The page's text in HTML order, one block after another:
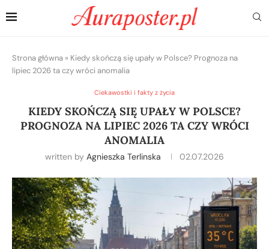
Strona główna » Kiedy skończą się upały w Polsce? Prognoza na
lipiec 2026 ta czy wróci anomalia
Ciekawostki i fakty z życia
KIEDY SKOŃCZĄ SIĘ UPAŁY W POLSCE?
PROGNOZA NA LIPIEC 2026 TA CZY WRÓCI
ANOMALIA
written by Agnieszka Terlinska 02.07.2026